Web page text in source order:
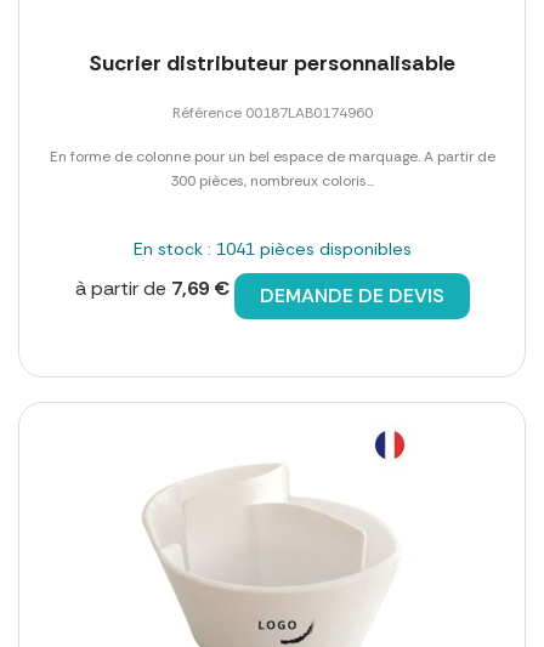
Sucrier distributeur personnalisable
Référence 00187LAB0174960
En forme de colonne pour un bel espace de marquage. A partir de
300 pièces, nombreux coloris...
En stock : 1041 pièces disponibles
à partir de 7,69 € DEMANDE DE DEVIS